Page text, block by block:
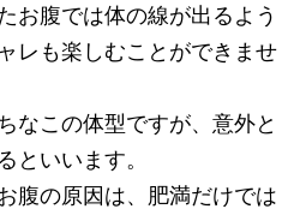
お腹では体の線が出るよう
レも楽しむことができませ
なこの体型ですが、意外と
といいます。
腹の原因は、肥満だけでは